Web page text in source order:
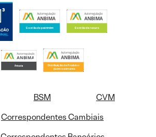
BSM
CVM
Correspondentes Cambiais